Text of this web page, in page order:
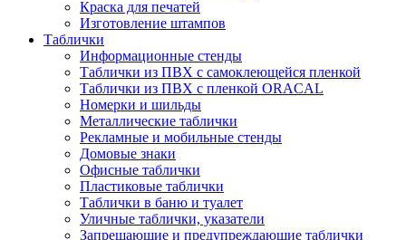
Краска для печатей
Изготовление штампов
Таблички
Информационные стенды
Таблички из ПВХ с самоклеющейся пленкой
Таблички из ПВХ с пленкой ORACAL
Номерки и шильды
Металлические таблички
Рекламные и мобильные стенды
Домовые знаки
Офисные таблички
Пластиковые таблички
Таблички в баню и туалет
Уличные таблички, указатели
Запрещающие и предупреждающие таблички